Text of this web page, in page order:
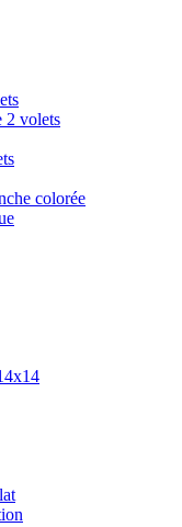
2 volets
colorée